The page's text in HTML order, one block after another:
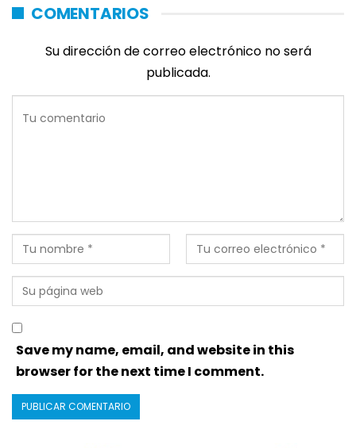
COMENTARIOS
Su dirección de correo electrónico no será
publicada.
Save my name, email, and website in this
browser for the next time I comment.